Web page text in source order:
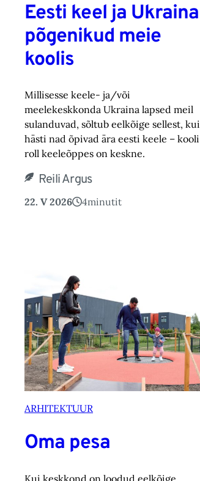
Eesti keel ja Ukraina
põgenikud meie
koolis
Millisesse keele- ja/või
meelekeskkonda Ukraina lapsed meil
sulanduvad, sõltub eelkõige sellest, kui
hästi nad õpivad ära eesti keele – kooli
roll keeleõppes on keskne.
Reili Argus
22. V 2026 4minutit
ARHITEKTUUR
Oma pesa
Kui keskkond on loodud eelkõige